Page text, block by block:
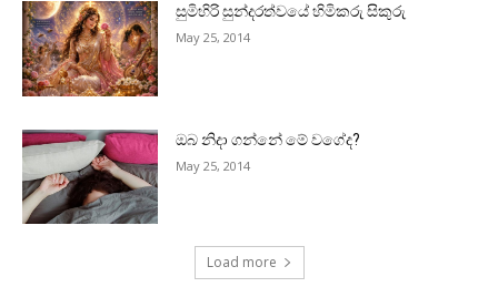
සුමිහිරි සුන්දරත්වයේ හිමිකරු සිකුරු
May 25, 2014
ඔබ නිදා ගන්නේ මේ වගේද?
May 25, 2014
Load more